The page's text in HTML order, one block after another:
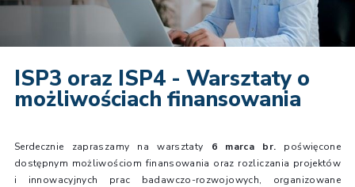
ISP3 oraz ISP4 - Warsztaty o
możliwościach finansowania
Serdecznie zapraszamy na warsztaty 6 marca br. poświęcone
dostępnym możliwościom finansowania oraz rozliczania projektów
i innowacyjnych prac badawczo-rozwojowych, organizowane